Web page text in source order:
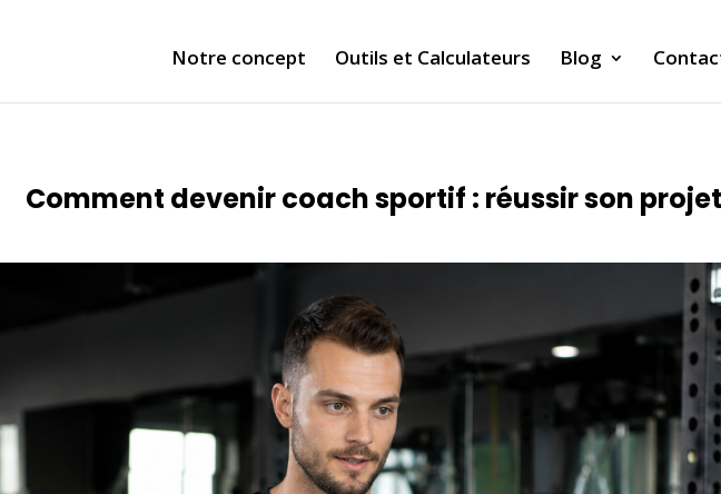
Notre concept Outils et Calculateurs Blog
Comment devenir coach sportif : réussir son